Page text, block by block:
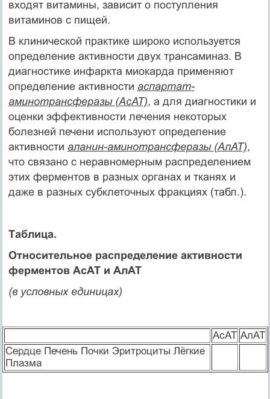
входят витамины, зависит о поступления
витаминов с пищей.
В клинической практике широко используется
определение активности двух трансаминаз. В
диагностике инфаркта миокарда применяют
определение активности аспартат-
аминотрансферазы (АсАТ), а для диагностики и
оценки эффективности лечения некоторых
болезней печени используют определение
активности аланин-аминотрансферазы (АлАТ),
что связано с неравномерным распределением
этих ферментов в разных органах и тканях и
даже в разных субклеточных фракциях (табл.).
Таблица.
Относительное распределение активности
ферментов АсАТ и АлАТ
(в условных единицах)
АсАТ АлАТ
Сердце Печень Почки Эритроциты Лёгкие
Плазма